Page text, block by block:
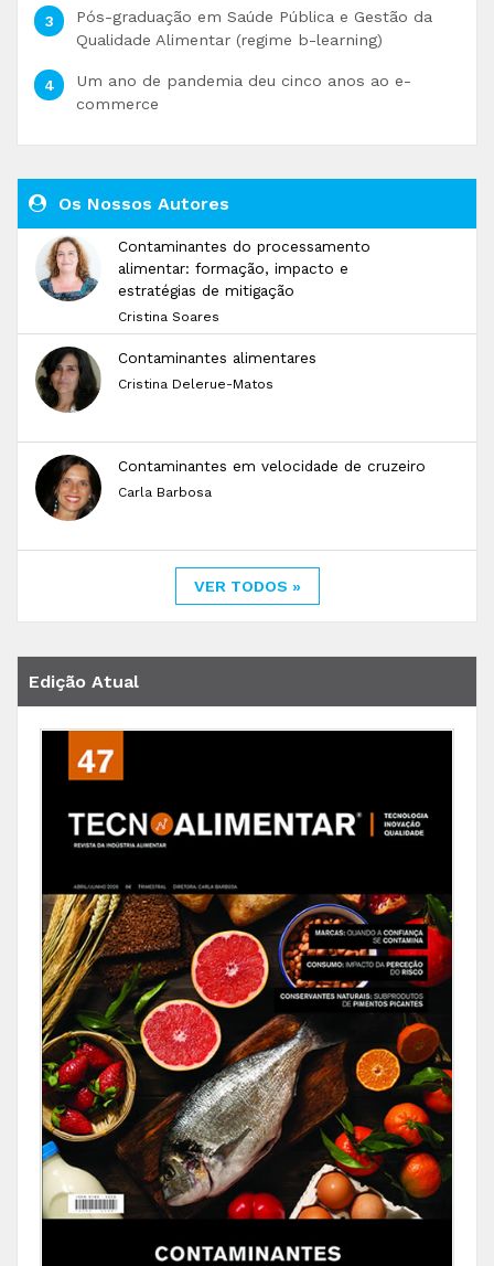
Pós-graduação em Saúde Pública e Gestão da
Qualidade Alimentar (regime b-learning)
Um ano de pandemia deu cinco anos ao e-
commerce
Os Nossos Autores
Contaminantes do processamento
alimentar: formação, impacto e
estratégias de mitigação
Cristina Soares
Contaminantes alimentares
Cristina Delerue-Matos
Contaminantes em velocidade de cruzeiro
Carla Barbosa
VER TODOS »
Edição Atual